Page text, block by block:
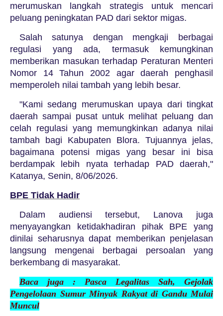
merumuskan langkah strategis untuk mencari
peluang peningkatan PAD dari sektor migas.
Salah satunya dengan mengkaji berbagai
regulasi yang ada, termasuk kemungkinan
memberikan masukan terhadap Peraturan Menteri
Nomor 14 Tahun 2002 agar daerah penghasil
memperoleh nilai tambah yang lebih besar.
"Kami sedang merumuskan upaya dari tingkat
daerah sampai pusat untuk melihat peluang dan
celah regulasi yang memungkinkan adanya nilai
tambah bagi Kabupaten Blora. Tujuannya jelas,
bagaimana potensi migas yang besar ini bisa
berdampak lebih nyata terhadap PAD daerah,"
Katanya, Senin, 8/06/2026.
BPE Tidak Hadir
Dalam audiensi tersebut, Lanova juga
menyayangkan ketidakhadiran pihak BPE yang
dinilai seharusnya dapat memberikan penjelasan
langsung mengenai berbagai persoalan yang
berkembang di masyarakat.
Baca juga : Pasca Legalitas Sah, Gejolak
Pengelolaan Sumur Minyak Rakyat di Gandu Mulai
Muncul